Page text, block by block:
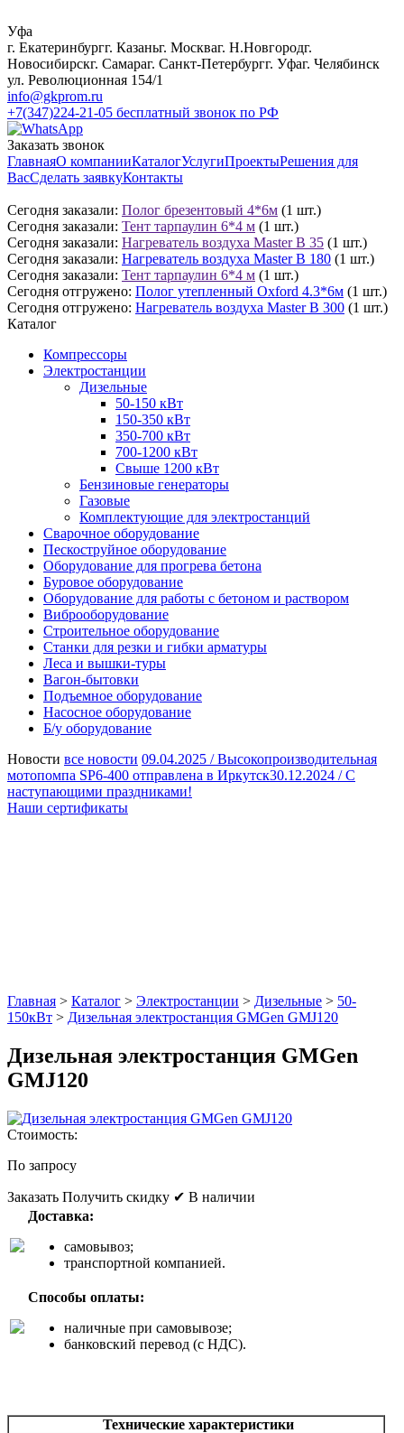
Уфа
г. Екатеринбургг. Казаньг. Москваг. Н.Новгородг.
Новосибирскг. Самараг. Санкт-Петербургг. Уфаг. Челябинск
ул. Революционная 154/1
info@gkprom.ru
+7(347)224-21-05 бесплатный звонок по РФ
Заказать звонок
ГлавнаяО компанииКаталогУслугиПроектыРешения для
ВасСделать заявкуКонтакты
Сегодня заказали: Полог брезентовый 4*6м (1 шт.)
Сегодня заказали: Тент тарпаулин 6*4 м (1 шт.)
Сегодня заказали: Нагреватель воздуха Master B 35 (1 шт.)
Сегодня заказали: Нагреватель воздуха Master B 180 (1 шт.)
Сегодня заказали: Тент тарпаулин 6*4 м (1 шт.)
Сегодня отгружено: Полог утепленный Oxford 4.3*6м (1 шт.)
Сегодня отгружено: Нагреватель воздуха Master B 300 (1 шт.)
Каталог
Компрессоры
Электростанции
Дизельные
50-150 кВт
150-350 кВт
350-700 кВт
700-1200 кВт
Свыше 1200 кВт
Бензиновые генераторы
Газовые
Комплектующие для электростанций
Сварочное оборудование
Пескоструйное оборудование
Оборудование для прогрева бетона
Буровое оборудование
Оборудование для работы с бетоном и раствором
Виброоборудование
Строительное оборудование
Станки для резки и гибки арматуры
Леса и вышки-туры
Вагон-бытовки
Подъемное оборудование
Насосное оборудование
Б/у оборудование
Новости все новости 09.04.2025 /Высокопроизводительная
мотопомпа SP6-400 отправлена в Иркутск30.12.2024 /С
наступающими праздниками!
Наши сертификаты
Главная > Каталог > Электростанции > Дизельные > 50-
150кВт > Дизельная электростанция GMGen GMJ120
Дизельная электростанция GMGen
GMJ120
Стоимость:
По запросу
Заказать Получить скидку ✔ В наличии
Доставка:
самовывоз;
транспортной компанией.
Способы оплаты:
наличные при самовывозе;
банковский перевод (с НДС).
Технические характеристики